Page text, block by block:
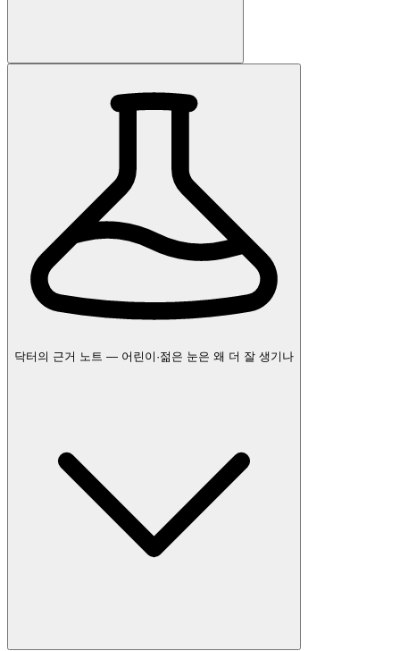
닥터의 근거 노트 — 어린이·젊은 눈은 왜 더 잘 생기나